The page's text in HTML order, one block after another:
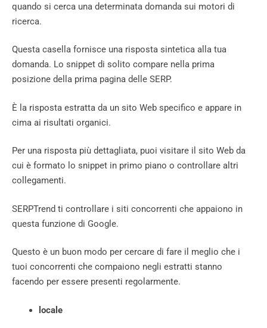
quando si cerca una determinata domanda sui motori di
ricerca.
Questa casella fornisce una risposta sintetica alla tua
domanda. Lo snippet di solito compare nella prima
posizione della prima pagina delle SERP.
È la risposta estratta da un sito Web specifico e appare in
cima ai risultati organici.
Per una risposta più dettagliata, puoi visitare il sito Web da
cui è formato lo snippet in primo piano o controllare altri
collegamenti.
SERPTrend ti controllare i siti concorrenti che appaiono in
questa funzione di Google.
Questo è un buon modo per cercare di fare il meglio che i
tuoi concorrenti che compaiono negli estratti stanno
facendo per essere presenti regolarmente.
locale